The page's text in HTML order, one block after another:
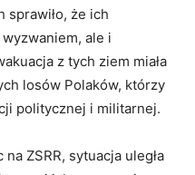
sprawiło, że ich
ale i
z tych ziem miała
losów Polaków, którzy
politycznej i militarnej.
ZSRR, sytuacja uległa